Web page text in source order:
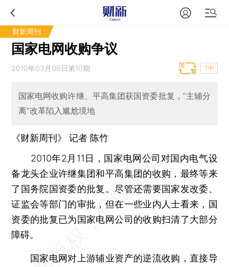
财新周刊
国家电网收购争议
2010年03月08日第10期 T中
国家电网收购许继、平高集团获国资委批复，“主辅分
离”改革陷入尴尬境地
《财新周刊》 记者 陈竹
2010年2月11日，国家电网公司对国内电气设
备龙头企业许继集团和平高集团的收购，最终等来
了国务院国资委的批复。尽管还需要国家发改委、
证监会等部门的审批，但在一些业内人士看来，国
资委的批复已为国家电网公司的收购扫清了大部分
障碍。
国家电网对上游辅业资产的逆流收购，直接导